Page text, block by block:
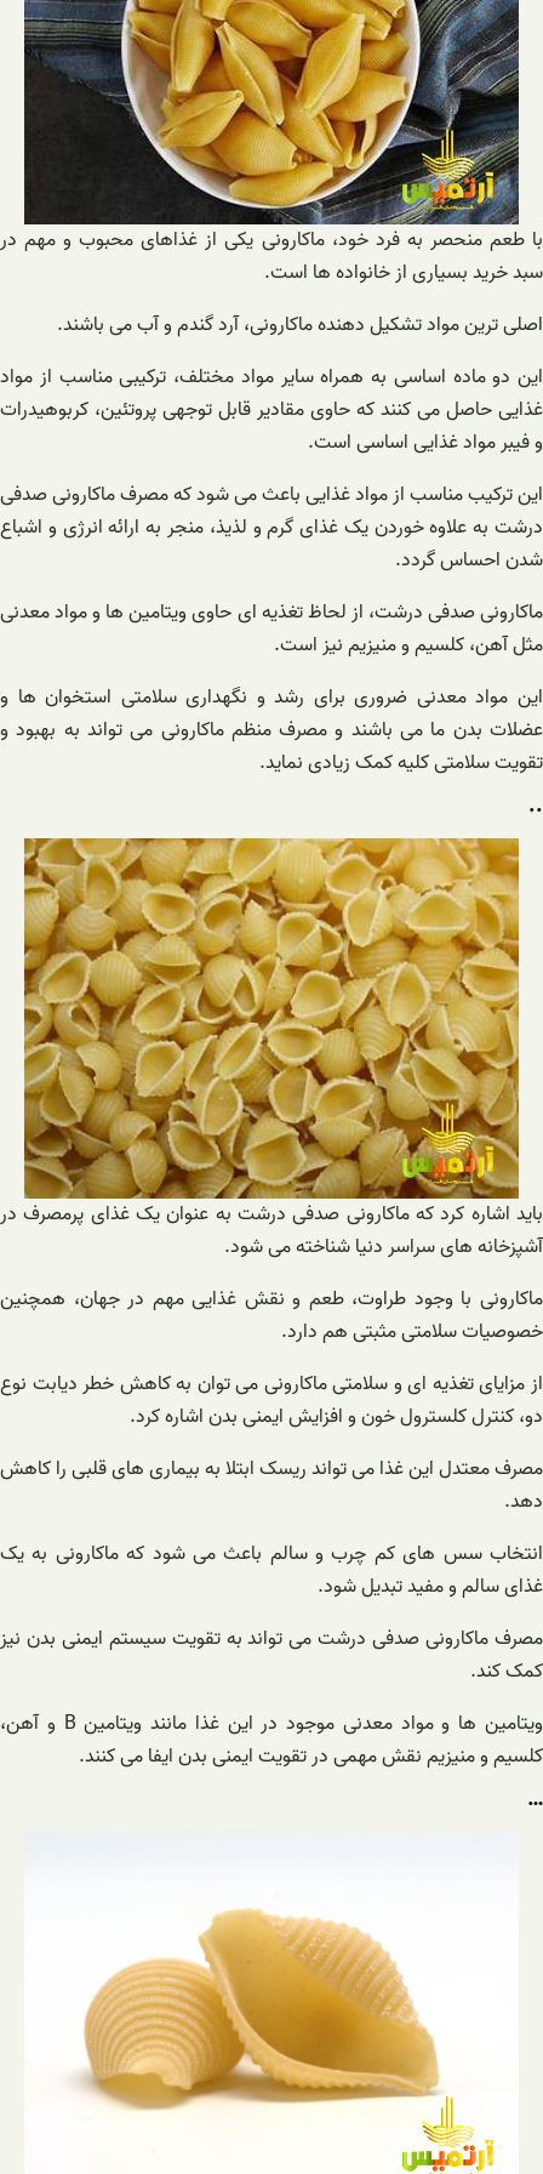
با طعم منحصر به فرد خود، ماکارونی یکی از غذاهای محبوب و مهم در
سبد خرید بسیاری از خانواده ها است.
اصلی ترین مواد تشکیل دهنده ماکارونی، آرد گندم و آب می باشند.
این دو ماده اساسی به همراه سایر مواد مختلف، ترکیبی مناسب از مواد
غذایی حاصل می کنند که حاوی مقادیر قابل توجهی پروتئین، کربوهیدرات
و فیبر مواد غذایی اساسی است.
این ترکیب مناسب از مواد غذایی باعث می شود که مصرف ماکارونی صدفی
درشت به علاوه خوردن یک غذای گرم و لذیذ، منجر به ارائه انرژی و اشباع
شدن احساس گردد.
ماکارونی صدفی درشت، از لحاظ تغذیه ای حاوی ویتامین ها و مواد معدنی
مثل آهن، کلسیم و منیزیم نیز است.
این مواد معدنی ضروری برای رشد و نگهداری سلامتی استخوان ها و
عضلات بدن ما می باشند و مصرف منظم ماکارونی می تواند به بهبود و
تقویت سلامتی کلیه کمک زیادی نماید.
..
باید اشاره کرد که ماکارونی صدفی درشت به عنوان یک غذای پرمصرف در
آشپزخانه های سراسر دنیا شناخته می شود.
ماکارونی با وجود طراوت، طعم و نقش غذایی مهم در جهان، همچنین
خصوصیات سلامتی مثبتی هم دارد.
از مزایای تغذیه ای و سلامتی ماکارونی می توان به کاهش خطر دیابت نوع
دو، کنترل کلسترول خون و افزایش ایمنی بدن اشاره کرد.
مصرف معتدل این غذا می تواند ریسک ابتلا به بیماری های قلبی را کاهش
دهد.
انتخاب سس های کم چرب و سالم باعث می شود که ماکارونی به یک
غذای سالم و مفید تبدیل شود.
مصرف ماکارونی صدفی درشت می تواند به تقویت سیستم ایمنی بدن نیز
کمک کند.
ویتامین ها و مواد معدنی موجود در این غذا مانند ویتامین B و آهن،
کلسیم و منیزیم نقش مهمی در تقویت ایمنی بدن ایفا می کنند.
…